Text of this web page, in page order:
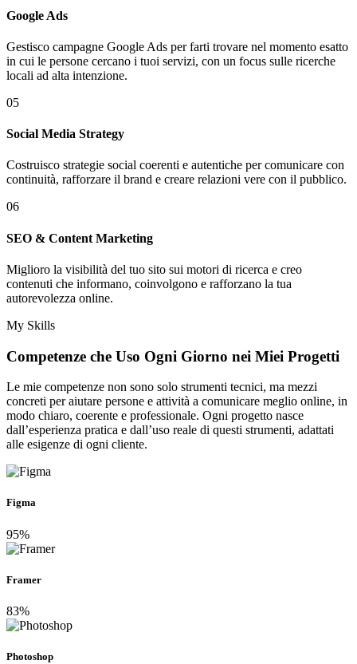
Google Ads
Gestisco campagne Google Ads per farti trovare nel momento esatto
in cui le persone cercano i tuoi servizi, con un focus sulle ricerche
locali ad alta intenzione.
05
Social Media Strategy
Costruisco strategie social coerenti e autentiche per comunicare con
continuità, rafforzare il brand e creare relazioni vere con il pubblico.
06
SEO & Content Marketing
Miglioro la visibilità del tuo sito sui motori di ricerca e creo
contenuti che informano, coinvolgono e rafforzano la tua
autorevolezza online.
My Skills
Competenze che Uso Ogni Giorno nei Miei Progetti
Le mie competenze non sono solo strumenti tecnici, ma mezzi
concreti per aiutare persone e attività a comunicare meglio online, in
modo chiaro, coerente e professionale. Ogni progetto nasce
dall’esperienza pratica e dall’uso reale di questi strumenti, adattati
alle esigenze di ogni cliente.
Figma
95%
Framer
83%
Photoshop